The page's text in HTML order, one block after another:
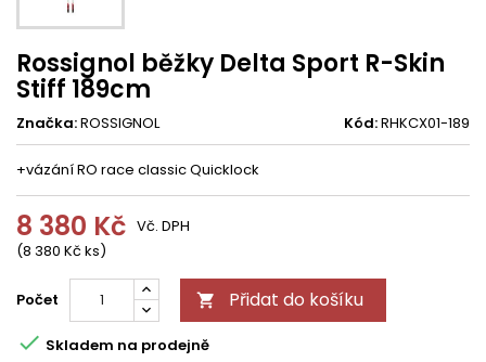
Rossignol běžky Delta Sport R-Skin
Stiff 189cm
Značka:ROSSIGNOL Kód:RHKCX01-189
+vázání RO race classic Quicklock
8 380 Kč
(8 380 Kč ks)
Vč. DPH
Počet  Přidat do košíku
 Skladem na prodejně